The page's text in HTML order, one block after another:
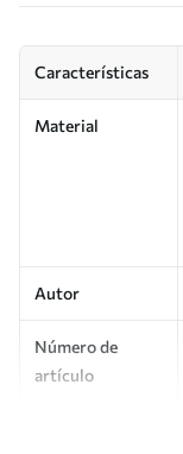
Características
Material
Autor
Número de
artículo